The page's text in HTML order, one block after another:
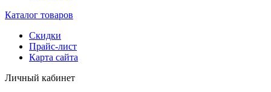
Каталог товаров
Скидки
Прайс-лист
Карта сайта
Личный кабинет